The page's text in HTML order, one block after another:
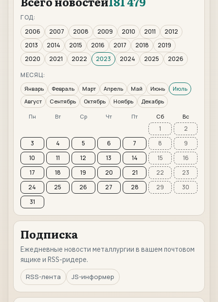
ГОД:
2006
2007 2008 2009 2010 2011
2012
2013
2014 2015 2016 2017 2018
2019
2020
2021 2022 2023 2024 2025
2026
МЕСЯЦ:
Январь Февраль Март Апрель Май Июнь
Июль
Август
Сентябрь Октябрь Ноябрь Декабрь
Пн Вт Ср Чт Пт Сб Вс
1
2
3
4 5 6 7 8
9
10
11 12 13 14 15
16
17
18 19 20 21 22
23
24
25 26 27 28 29
30
31
Подписка
Ежедневные новости металлургии в вашем почтовом
ящике и RSS-ридере.
RSS-лента
JS-информер